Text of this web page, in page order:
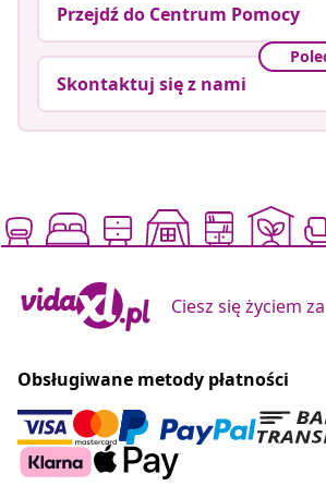
Przejdź do Centrum Pomocy
Skontaktuj się z nami
Ciesz się życiem
Obsługiwane metody płatności